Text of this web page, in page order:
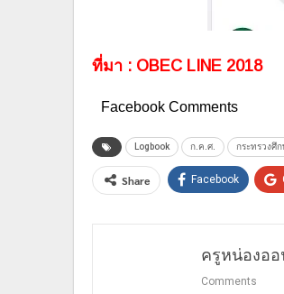
ที่มา : OBEC LINE 2018
Facebook Comments
Logbook ก.ค.ศ. กระทรวงศึ
Share Facebook
ครูหน่องอ
Comments